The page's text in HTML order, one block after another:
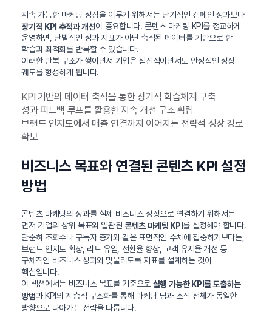
지속 가능한 마케팅 성장을 이루기 위해서는 단기적인 캠페인 성과보다
장기적 KPI 추적과 개선이 중요합니다. 콘텐츠 마케팅 KPI를 정교하게
운영하면, 단발적인 성과 지표가 아닌 축적된 데이터를 기반으로 한
학습과 최적화를 반복할 수 있습니다.
이러한 반복 구조가 쌓이면서 기업은 점진적이면서도 안정적인 성장
궤도를 형성하게 됩니다.
KPI 기반의 데이터 축적을 통한 장기적 학습체계 구축
성과 피드백 루프를 활용한 지속 개선 구조 확립
브랜드 인지도에서 매출 연결까지 이어지는 전략적 성장 경로
확보
비즈니스 목표와 연결된 콘텐츠 KPI 설정
방법
콘텐츠 마케팅의 성과를 실제 비즈니스 성장으로 연결하기 위해서는
먼저 기업의 상위 목표와 일관된콘텐츠 마케팅 KPI 를 설정해야 합니다.
단순히 조회수나 구독자 증가와 같은 표면적인 수치에 집중하기보다는,
브랜드 인지도 확장, 리드 유입, 전환율 향상, 고객 유지율 개선 등
구체적인 비즈니스 성과와 맞물리도록 지표를 설계하는 것이
핵심입니다.
이 섹션에서는 비즈니스 목표를 기준으로 실행 가능한 KPI를 도출하는
방법과 KPI의 계층적 구조화를 통해 마케팅 팀과 조직 전체가 동일한
방향으로 나아가는 전략을 다룹니다.